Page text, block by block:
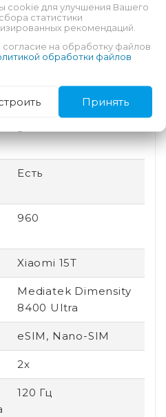
2025
Есть
Есть
960
Xiaomi 15T
Mediatek Dimensity
8400 Ultra
eSIM, Nano-SIM
2х
120 Гц
cookie для улучшения Вашего
статистики
рекомендаций.
на обработку файлов
обработки файлов
Принять